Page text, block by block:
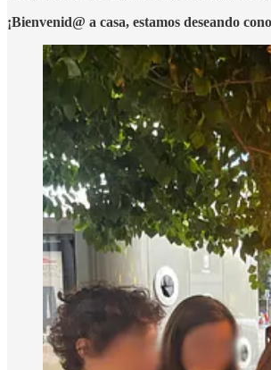
¡Bienvenid@ a casa, estamos deseando